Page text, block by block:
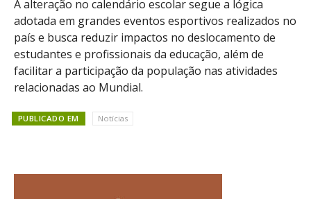
A alteração no calendário escolar segue a lógica
adotada em grandes eventos esportivos realizados no
país e busca reduzir impactos no deslocamento de
estudantes e profissionais da educação, além de
facilitar a participação da população nas atividades
relacionadas ao Mundial.
PUBLICADO EM Notícias